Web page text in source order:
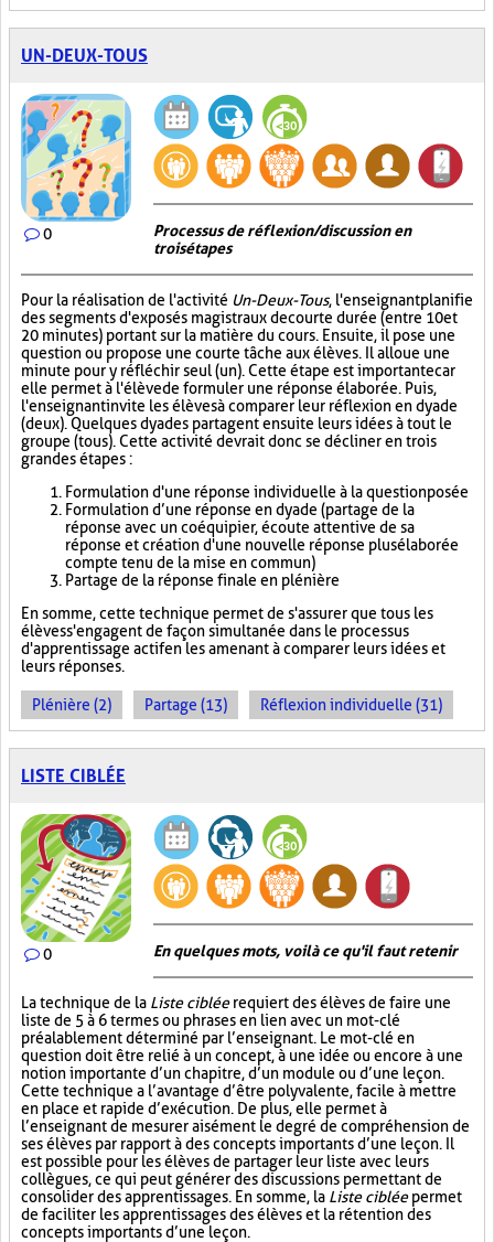
UN-DEUX-TOUS
0
Processus de réflexion/discussion en
trois étapes
Pour la réalisation de l'activité Un-Deux-Tous, l'enseignant planifie
des segments d'exposés magistraux de courte durée (entre 10 et
20 minutes) portant sur la matière du cours. Ensuite, il pose une
question ou propose une courte tâche aux élèves. Il alloue une
minute pour y réfléchir seul (un). Cette étape est importante car
elle permet à l'élève de formuler une réponse élaborée. Puis,
l'enseignant invite les élèves à comparer leur réflexion en dyade
(deux). Quelques dyades partagent ensuite leurs idées à tout le
groupe (tous). Cette activité devrait donc se décliner en trois
grandes étapes :
Formulation d'une réponse individuelle à la question posée
Formulation d’une réponse en dyade (partage de la
réponse avec un coéquipier, écoute attentive de sa
réponse et création d'une nouvelle réponse plus élaborée
compte tenu de la mise en commun)
Partage de la réponse finale en plénière
En somme, cette technique permet de s'assurer que tous les
élèves s'engagent de façon simultanée dans le processus
d'apprentissage actif en les amenant à comparer leurs idées et
leurs réponses.
Plénière (2) Partage (13) Réflexion individuelle (31)
LISTE CIBLÉE
0 En quelques mots, voilà ce qu'il faut retenir
La technique de la Liste cibléerequiert des élèves de faire une
liste de 5 à 6 termes ou phrases en lien avec un mot-clé
préalablement déterminé par l’enseignant. Le mot-clé en
question doit être relié à un concept, à une idée ou encore à une
notion importante d’un chapitre, d’un module ou d’une leçon.
Cette technique a l’avantage d’être polyvalente, facile à mettre
en place et rapide d’exécution. De plus, elle permet à
l’enseignant de mesurer aisément le degré de compréhension de
ses élèves par rapport à des concepts importants d’une leçon. Il
est possible pour les élèves de partager leur liste avec leurs
collègues, ce qui peut générer des discussions permettant de
consolider des apprentissages. En somme, la Liste cibléepermet
de faciliter les apprentissages des élèves et la rétention des
concepts importants d’une leçon.